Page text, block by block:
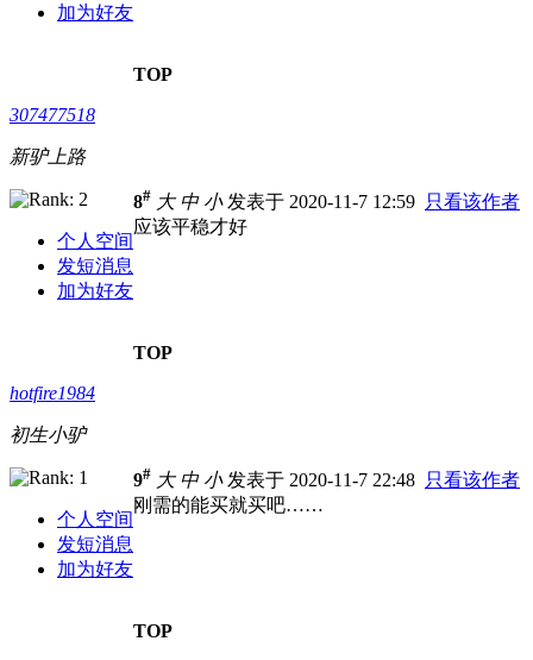
加为好友
TOP
307477518
新驴上路
个人空间
发短消息
加为好友
8# 大 中 小发表于 2020-11-7 12:59 只看该作者
应该平稳才好
TOP
hotfire1984
初生小驴
个人空间
发短消息
加为好友
9# 大 中 小发表于 2020-11-7 22:48 只看该作者
刚需的能买就买吧……
TOP